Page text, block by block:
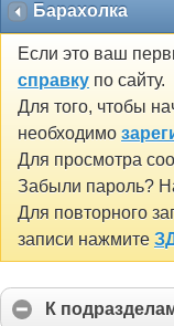
Барахолка
Если это ваш
справку по сайту.
Для того, чтобы
необходимо
Для просмотра
Забыли пароль?
Для повторного
записи нажмите
К